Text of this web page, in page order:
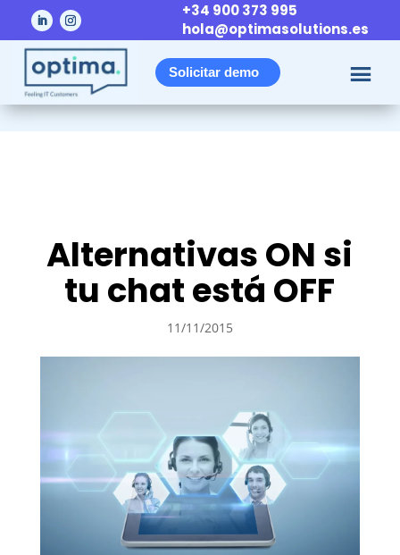
+34 900 373 995
hola@optimasolutions.es
Solicitar demo
Alternativas ON si
tu chat está OFF
11/11/2015